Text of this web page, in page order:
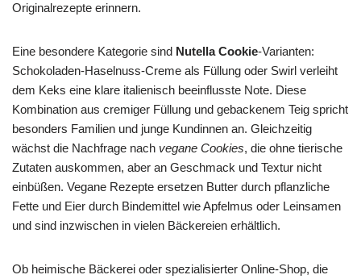
Originalrezepte erinnern.
Eine besondere Kategorie sind Nutella Cookie-Varianten:
Schokoladen-Haselnuss-Creme als Füllung oder Swirl verleiht
dem Keks eine klare italienisch beeinflusste Note. Diese
Kombination aus cremiger Füllung und gebackenem Teig spricht
besonders Familien und junge Kundinnen an. Gleichzeitig
wächst die Nachfrage nach vegane Cookies, die ohne tierische
Zutaten auskommen, aber an Geschmack und Textur nicht
einbüßen. Vegane Rezepte ersetzen Butter durch pflanzliche
Fette und Eier durch Bindemittel wie Apfelmus oder Leinsamen
und sind inzwischen in vielen Bäckereien erhältlich.
Ob heimische Bäckerei oder spezialisierter Online-Shop, die